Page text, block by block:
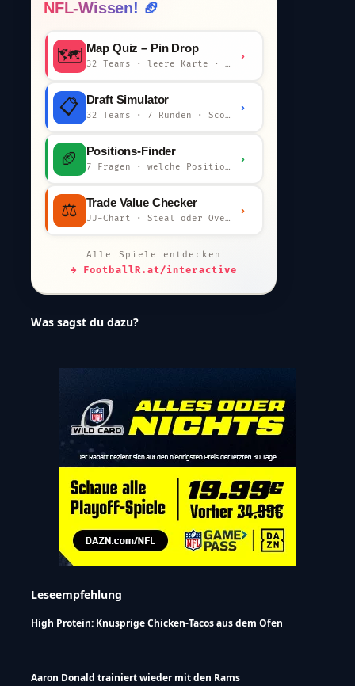
NFL-Wissen! 🏈
🗺️ Map Quiz – Pin Drop
32 Teams · leere Karte · km-Wertung
›
📋 Draft Simulator
32 Teams · 7 Runden · Scout-Kommentar
›
🏈 Positions-Finder
7 Fragen · welche Position bist du?
›
⚖️ Trade Value Checker
JJ-Chart · Steal oder Overpay?
›
Alle Spiele entdecken
→ FootballR.at/interactive
Was sagst du dazu?
Leseempfehlung
High Protein: Knusprige Chicken-Tacos aus dem Ofen
Aaron Donald trainiert wieder mit den Rams